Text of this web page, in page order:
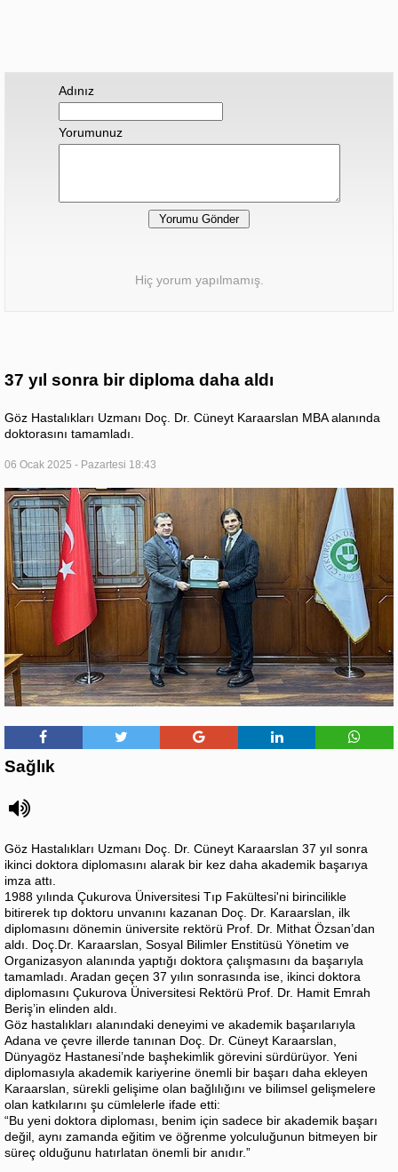
Adınız
Yorumunuz
Hiç yorum yapılmamış.
37 yıl sonra bir diploma daha aldı
Göz Hastalıkları Uzmanı Doç. Dr. Cüneyt Karaarslan MBA alanında
doktorasını tamamladı.
06 Ocak 2025 - Pazartesi 18:43
Sağlık
Göz Hastalıkları Uzmanı Doç. Dr. Cüneyt Karaarslan 37 yıl sonra
ikinci doktora diplomasını alarak bir kez daha akademik başarıya
imza attı.
1988 yılında Çukurova Üniversitesi Tıp Fakültesi'ni birincilikle
bitirerek tıp doktoru unvanını kazanan Doç. Dr. Karaarslan, ilk
diplomasını dönemin üniversite rektörü Prof. Dr. Mithat Özsan’dan
aldı. Doç.Dr. Karaarslan, Sosyal Bilimler Enstitüsü Yönetim ve
Organizasyon alanında yaptığı doktora çalışmasını da başarıyla
tamamladı. Aradan geçen 37 yılın sonrasında ise, ikinci doktora
diplomasını Çukurova Üniversitesi Rektörü Prof. Dr. Hamit Emrah
Beriş’in elinden aldı.
Göz hastalıkları alanındaki deneyimi ve akademik başarılarıyla
Adana ve çevre illerde tanınan Doç. Dr. Cüneyt Karaarslan,
Dünyagöz Hastanesi’nde başhekimlik görevini sürdürüyor. Yeni
diplomasıyla akademik kariyerine önemli bir başarı daha ekleyen
Karaarslan, sürekli gelişime olan bağlılığını ve bilimsel gelişmelere
olan katkılarını şu cümlelerle ifade etti:
“Bu yeni doktora diploması, benim için sadece bir akademik başarı
değil, aynı zamanda eğitim ve öğrenme yolculuğunun bitmeyen bir
süreç olduğunu hatırlatan önemli bir anıdır.”